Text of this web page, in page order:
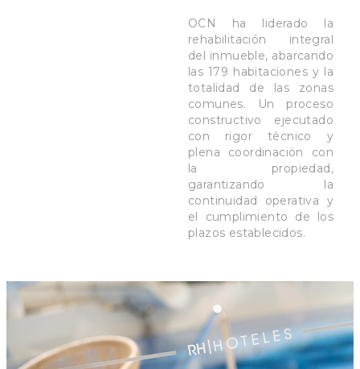
OCN ha liderado la
rehabilitación integral
del inmueble, abarcando
las 179 habitaciones y la
totalidad de las zonas
comunes. Un proceso
constructivo ejecutado
con rigor técnico y
plena coordinación con
la propiedad,
garantizando la
continuidad operativa y
el cumplimiento de los
plazos establecidos.